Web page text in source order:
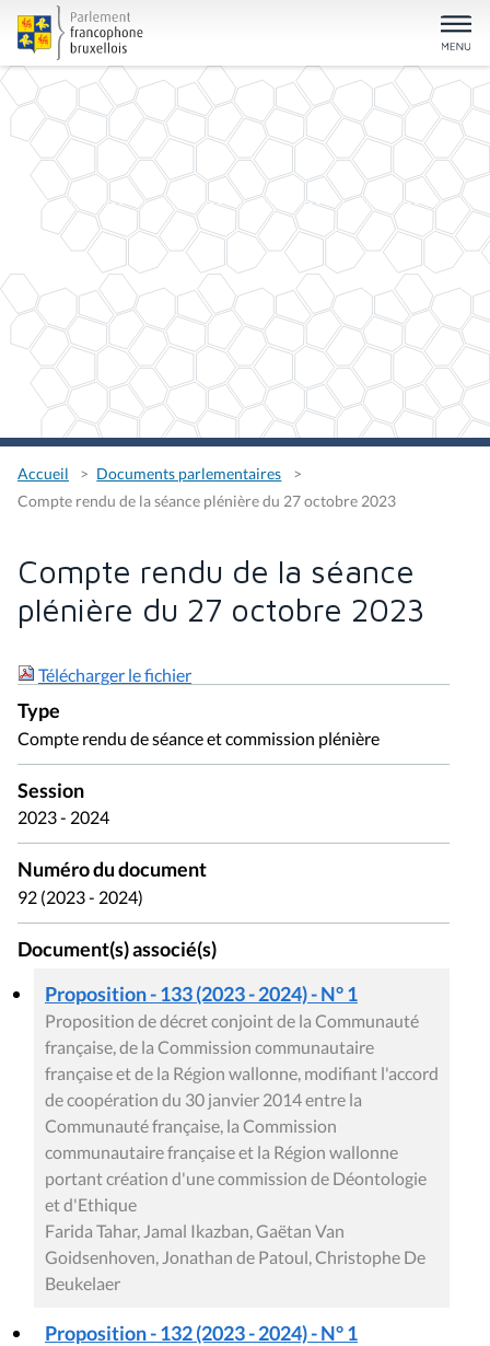
Accueil
Documents parlementaires
Compte rendu de la séance plénière du 27 octobre 2023
Compte rendu de la séance
plénière du 27 octobre 2023
Télécharger le fichier
Type
Compte rendu de séance et commission plénière
Session
2023 - 2024
Numéro du document
92 (2023 - 2024)
Document(s) associé(s)
Proposition - 133 (2023 - 2024) - N° 1
Proposition de décret conjoint de la Communauté
française, de la Commission communautaire
française et de la Région wallonne, modifiant l'accord
de coopération du 30 janvier 2014 entre la
Communauté française, la Commission
communautaire française et la Région wallonne
portant création d'une commission de Déontologie
et d'Ethique
Farida Tahar, Jamal Ikazban, Gaëtan Van
Goidsenhoven, Jonathan de Patoul, Christophe De
Beukelaer
Proposition - 132 (2023 - 2024) - N° 1